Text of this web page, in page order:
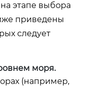
этапе выбора
приведены
следует
моря.
(например,